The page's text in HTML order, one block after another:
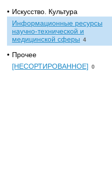
• Искусство. Культура
Информационные ресурсы
научно-технической и
медицинской сферы 4
• Прочее
[НЕСОРТИРОВАННОЕ] 0